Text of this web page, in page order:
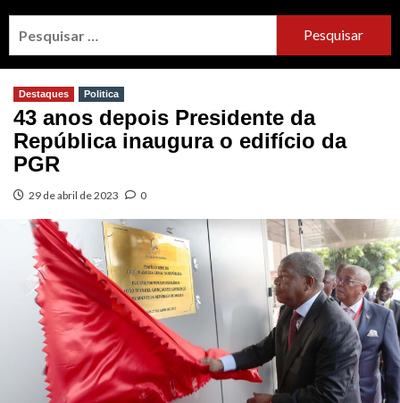
Destaques Politica
43 anos depois Presidente da
República inaugura o edifício da
PGR
29 de abril de 2023 0